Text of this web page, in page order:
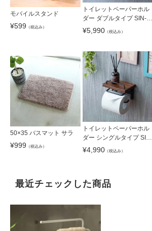
モバイルスタンド
¥599 （税込み）
トイレットペーパーホル
ダー ダブルタイプ SIN-2
0
¥5,990 （税込み）
50×35 バスマット サラ
¥999 （税込み）
トイレットペーパーホル
ダー シングルタイプ SIN-
10
¥4,990 （税込み）
最近チェックした商品